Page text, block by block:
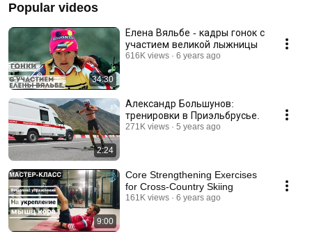
Popular videos
34:30
Елена Вяльбе - кадры гонок с
участием великой лыжницы
616K views 6 years ago
2:24
Александр Большунов:
тренировки в Приэльбрусье.
271K views 5 years ago
9:00
Core Strengthening Exercises
for Cross-Country Skiing
161K views 6 years ago